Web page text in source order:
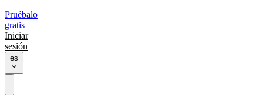
Pruébalo
gratis
Iniciar
sesión
es